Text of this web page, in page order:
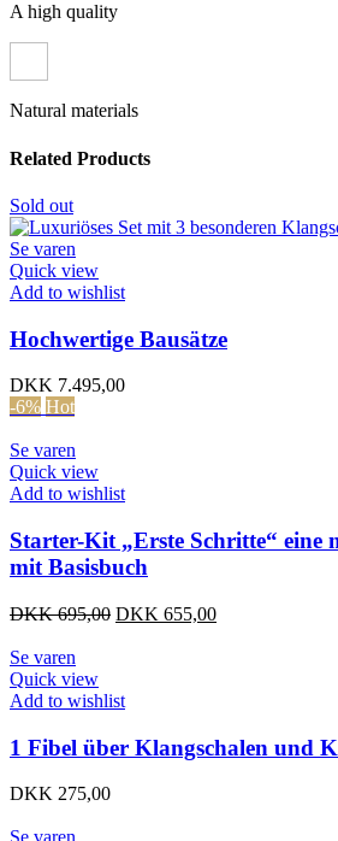
A high quality
Natural materials
Related Products
Sold out
Se varen
Quick view
Add to wishlist
Hochwertige Bausätze
DKK 7.495,00
-6% Hot
Se varen
Quick view
Add to wishlist
Starter-Kit „Erste Schritte“ eine
mit Basisbuch
DKK695,00 Ursprünglicher
DKK 655,00Aktueller
Se varen
Quick view
Add to wishlist
1 Fibel über Klangschalen und
DKK 275,00